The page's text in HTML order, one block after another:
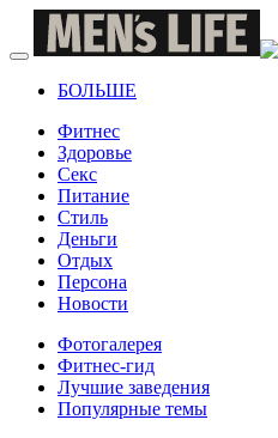
БОЛЬШЕ
Фитнес
Здоровье
Секс
Питание
Стиль
Деньги
Отдых
Персона
Новости
Фотогалерея
Фитнес-гид
Лучшие заведения
Популярные темы